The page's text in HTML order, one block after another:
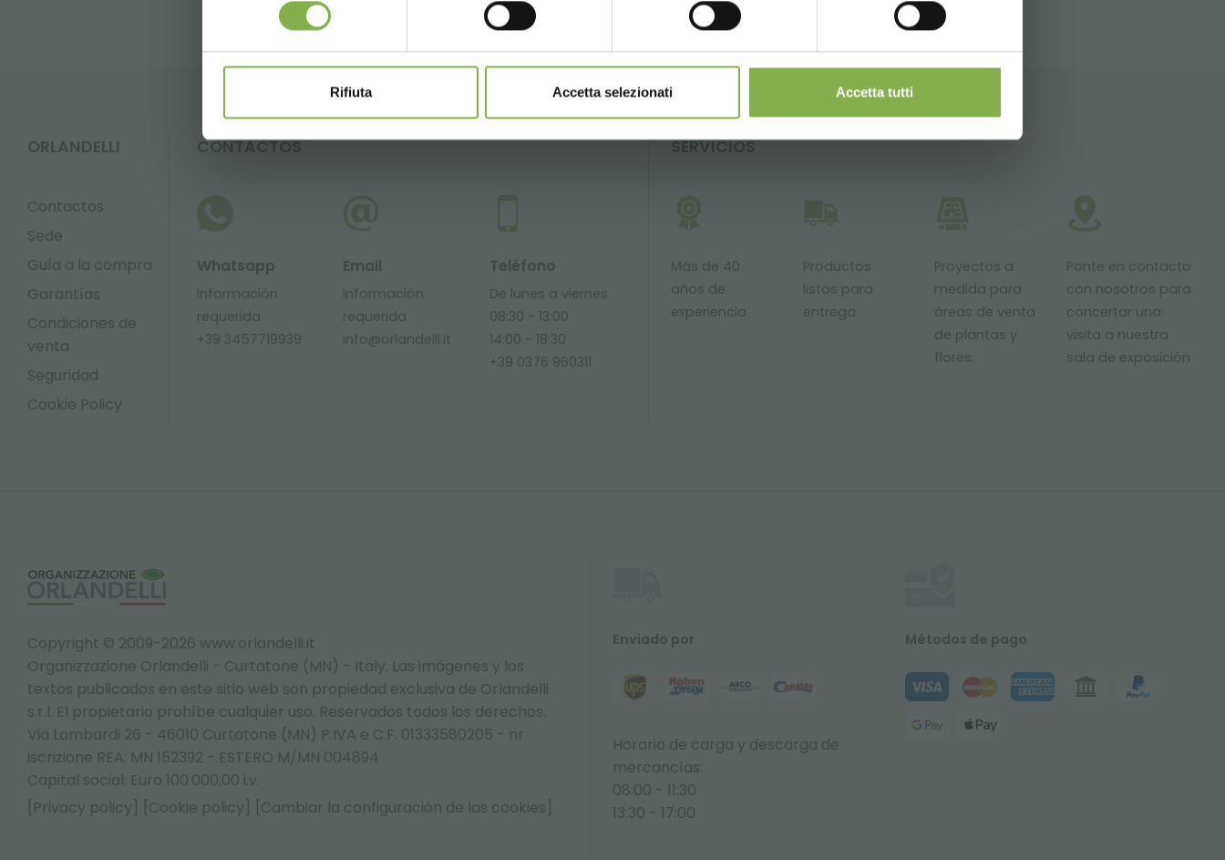
Rifiuta Accetta selezionati Accetta tutti
compartir
ORLANDELLI
Contactos
Sede
Guía a la compra
Garantías
Condiciones de
venta
Seguridad
Cookie Policy
CONTACTOS
Whatsapp
Información
requerida
+39 3457719939
Email
Información
requerida
info@orlandelli.it
Teléfono
De lunes a viernes
08:30 - 13:00
14:00 - 18:30
+39 0376 960311
SERVICIOS
Más de 40
años de
experiencia
Productos
listos para
entrega
Proyectos a
medida para
áreas de venta
de plantas y
flores.
Ponte en contacto
con nosotros para
concertar una
visita a nuestra
sala de exposición
Copyright © 2009-2026 www.orlandelli.it
Organizzazione Orlandelli - Curtatone (MN) - Italy. Las imágenes y los
textos publicados en este sitio web son propiedad exclusiva de Orlandelli
s.r.l. El propietario prohíbe cualquier uso. Reservados todos los derechos.
Via Lombardi 26 - 46010 Curtatone (MN) P.IVA e C.F. 01333580205 - nr
iscrizione REA: MN 152392 - ESTERO M/MN 004894
Capital social: Euro 100.000,00 i.v.
[Privacy policy]
[Cookie policy] [Cambiar la configuración de las cookies]
Enviado por
Horario de carga y descarga de
mercancías:
08:00 - 11:30
13:30 - 17:00
Métodos de pago